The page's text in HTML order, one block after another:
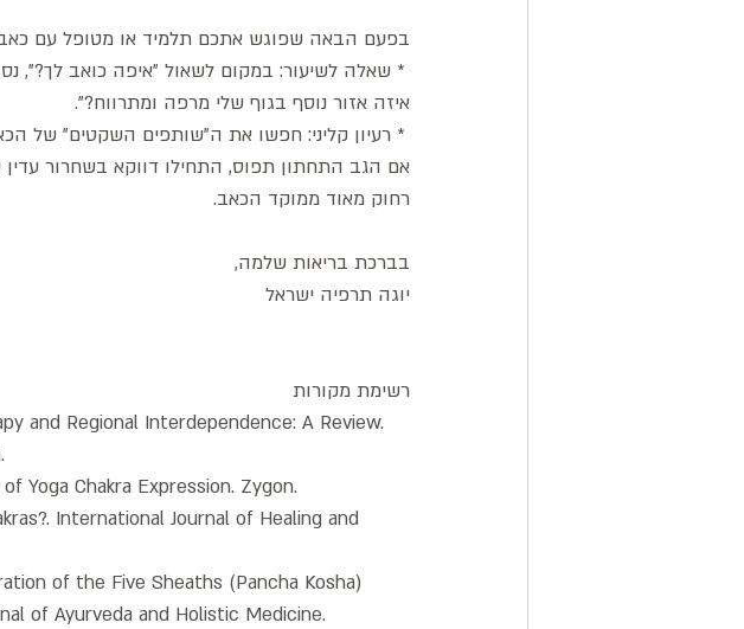
בפעם הבאה שפוגש אתכם תלמיד או מטופל עם כאב
* שאלה לשיעור: במקום לשאול "איפה כואב לך?",
איזה אזור נוסף בגוף שלי מרפה ומתרווח?".
* רעיון קליני: חפשו את ה"שותפים השקטים" של
אם הגב התחתון תפוס, התחילו דווקא בשחרור
רחוק מאוד ממוקד הכאב.
בברכת בריאות שלמה,
יוגה תרפיה ישראל
רשימת מקורות
and Regional Interdependence: A Review.
Yoga Chakra Expression. Zygon.
International Journal of Healing and
of the Five Sheaths (Pancha Kosha)
of Ayurveda and Holistic Medicine.